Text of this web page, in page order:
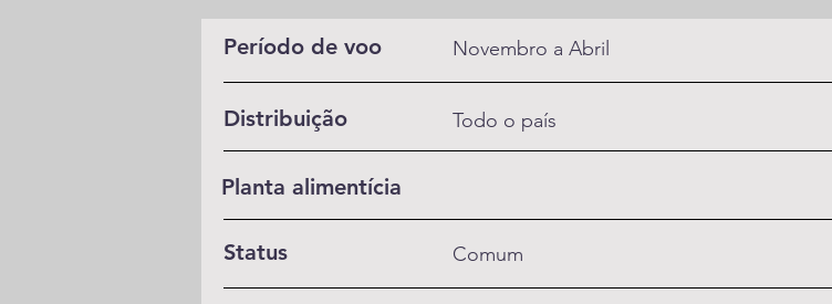
Período de voo Novembro a Abril
Distribuição Todo o país
Planta alimentícia
Status Comum